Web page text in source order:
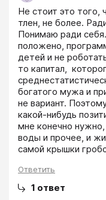
Не стоит это того,
тлен, не более.
Понимаю ради
положено,
детей и не
то капитал,
богатого мужа и
не вариант.
какой-нибудь
мне конечно нужно,
воды и прочее, и
самой крышки
Ответить
1 ответ